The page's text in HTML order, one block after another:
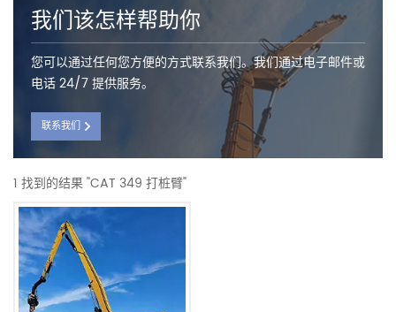
我们该怎样帮助你
您可以通过任何您方便的方式联系我们。我们通过电子邮件或
电话 24/7 提供服务。
联系我们
1 找到的结果 "CAT 349 打桩臂"